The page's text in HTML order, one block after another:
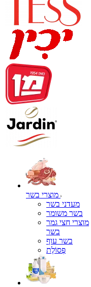
מעדני בשר
בשר משומר
מוצרי חצי גמר
בשר
בשר עוף
פְּסוֹלֶת